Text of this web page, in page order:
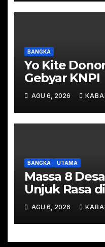
BANGKA
Yo Kite
Gebyar KNPI
AGU 6, 2026
BANGKA UTAMA
Massa 8
Unjuk Rasa
AGU 6, 2026